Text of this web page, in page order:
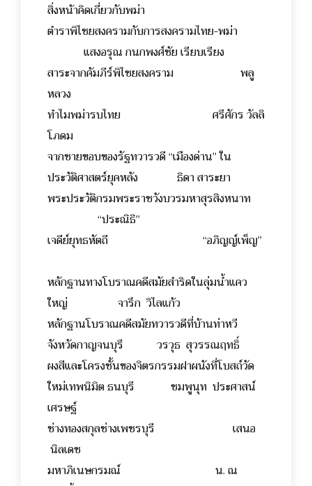
สิ่งหน้าคิดเกี่ยวกับพม่า
ตำราพิไชยสงครามกับการสงครามไทย-พม่า
แสงอรุณ กนกพงศ์ชัย เรียบเรียง
สาระจากคัมภีร์พิไชยสงคราม พลู
หลวง
ทำไมพม่ารบไทย ศรีศักร วัลลิ
โภดม
จากชายขอบของรัฐทวารวดี “เมืองด่าน” ใน
ประวัติศาสตร์ยุคหลัง ธิดา สาระยา
พระประวัติกรมพระราชวังบวรมหาสุรสิงหนาท
“ประณิธิ”
เจดีย์ยุทธหัตถี “อภิญญ์เพ็ญ”
หลักฐานทางโบราณคดีสมัยสำริดในลุ่มน้ำแคว
ใหญ่ จารึก วิไลแก้ว
หลักฐานโบราณคดีสมัยทวารวดีที่บ้านท่าหวี
จังหวัดกาญจนบุรี วรวุธ สุวรรณฤทธิ์
ผงสีและโครงชั้นของจิตรกรรมฝาผนังที่โบสถ์วัด
ใหม่เทพนิมิต ธนบุรี ชมพูนุท ประศาสน์
เศรษฐ์
ช่างทองสกุลช่างเพชรบุรี เสนอ
นิลเดช
มหาภิเนษกรมณ์ น. ณ